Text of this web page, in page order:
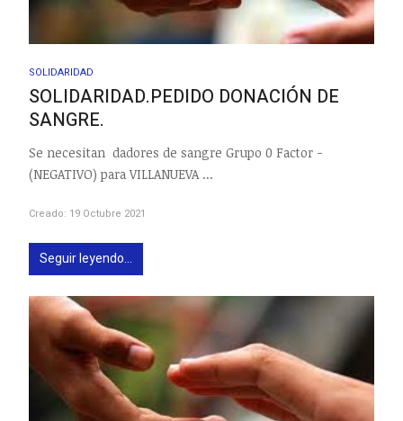
SOLIDARIDAD
SOLIDARIDAD.PEDIDO DONACIÓN DE
SANGRE.
Se necesitan dadores de sangre Grupo 0 Factor -
(NEGATIVO) para VILLANUEVA ...
Creado: 19 Octubre 2021
Seguir leyendo...